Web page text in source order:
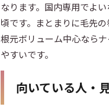
なります。国内専用でよ
頃です。まとまりに毛先
根元ボリューム中心なら
やすいです。
向いている人・